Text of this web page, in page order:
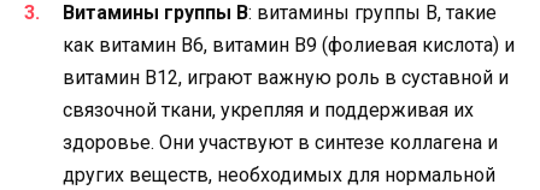
Витамины группы В: витамины группы В, такие
как витамин В6, витамин В9 (фолиевая кислота) и
витамин В12, играют важную роль в суставной и
связочной ткани, укрепляя и поддерживая их
здоровье. Они участвуют в синтезе коллагена и
других веществ, необходимых для нормальной